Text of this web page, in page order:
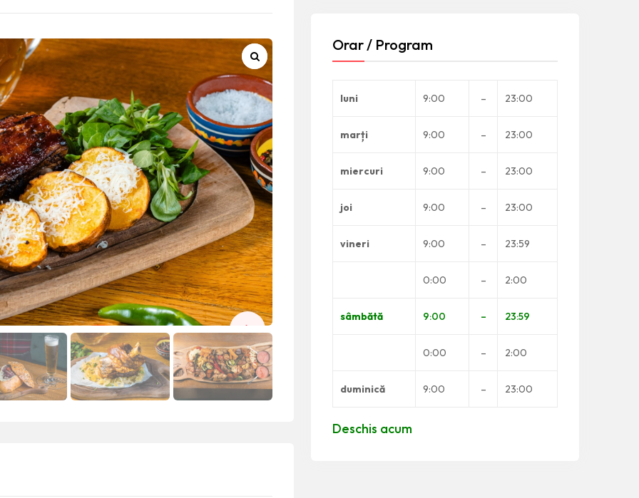
Orar / Program
luni 9:00 – 23:00
marți 9:00 – 23:00
miercuri 9:00 – 23:00
joi 9:00 – 23:00
vineri 9:00 – 23:59
0:00 – 2:00
sâmbătă 9:00 – 23:59
0:00 – 2:00
duminică 9:00 – 23:00
Deschis acum